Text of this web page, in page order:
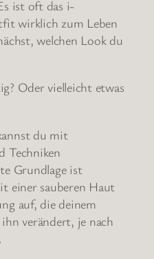
ist oft das i-
wirklich zum Leben
welchen Look du
Oder vielleicht etwas
du mit
Techniken
Grundlage ist
einer sauberen Haut
auf, die deinem
verändert, je nach